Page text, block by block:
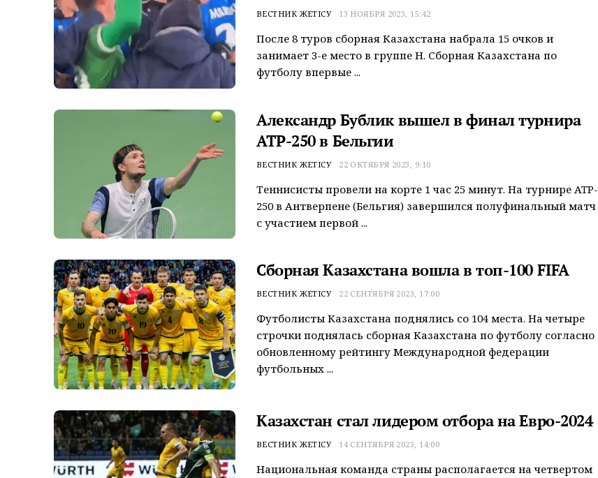
ВЕСТНИК ЖЕТІСУ 13 НОЯБРЯ 2023, 15:42
После 8 туров сборная Казахстана набрала 15 очков и
занимает 3-е место в группе Н. Сборная Казахстана по
футболу впервые ...
Александр Бублик вышел в финал турнира
ATP-250 в Бельгии
ВЕСТНИК ЖЕТІСУ 22 ОКТЯБРЯ 2023, 9:10
Теннисисты провели на корте 1 час 25 минут. На турнире ATP-
250 в Антверпене (Бельгия) завершился полуфинальный матч
с участием первой ...
Сборная Казахстана вошла в топ-100 FIFA
ВЕСТНИК ЖЕТІСУ 22 СЕНТЯБРЯ 2023, 17:00
Футболисты Казахстана поднялись со 104 места. На четыре
строчки поднялась сборная Казахстана по футболу согласно
обновленному рейтингу Международной федерации
футбольных ...
Казахстан стал лидером отбора на Евро-2024
ВЕСТНИК ЖЕТІСУ 14 СЕНТЯБРЯ 2023, 14:00
Национальная команда страны располагается на четвертом